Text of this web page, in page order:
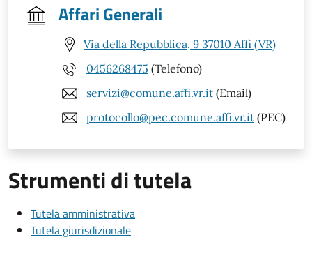
Affari Generali
Via della Repubblica, 9 37010 Affi (VR)
0456268475 (Telefono)
servizi@comune.affi.vr.it (Email)
protocollo@pec.comune.affi.vr.it (PEC)
Strumenti di tutela
Tutela amministrativa
Tutela giurisdizionale